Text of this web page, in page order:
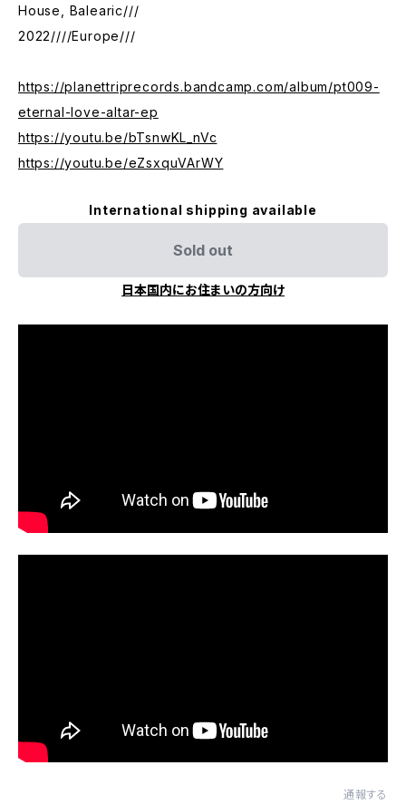
House, Balearic///
2022////Europe///
https://planettriprecords.bandcamp.com/album/pt009-
eternal-love-altar-ep
https://youtu.be/bTsnwKL_nVc
https://youtu.be/eZsxquVArWY
International shipping available
Sold out
日本国内にお住まいの方向け
通報する